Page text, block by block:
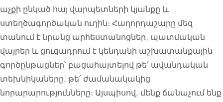
աչքի ընկած հայ վարպետների կյանքը և
ստեղծագործական ուղին։ Հաղորդաշարը մեզ
տանում է նրանց արհեստանոցներ, պատմական
վայրեր և ցուցադրում է կենդանի աշխատանքային
գործընթացներ՝ բացահայտելով թե՛ ավանդական
տեխնիկաները, թե՛ ժամանակակից
նորարարությունները։ Այսպիսով, մենք ճանաչում ենք